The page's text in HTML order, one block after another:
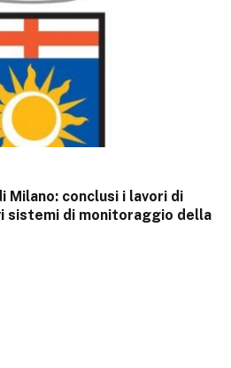
conclusi i lavori di
sistemi di monitoraggio della